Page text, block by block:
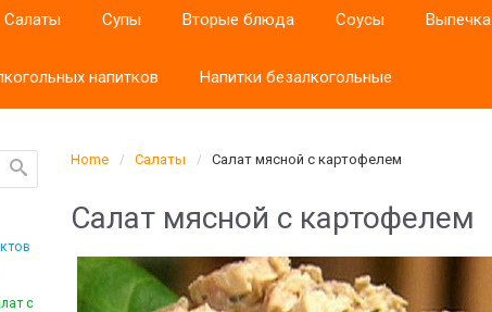
Салаты Супы Вторые блюда Соусы Выпечка
напитков Напитки безалкогольные
Home Салаты Салат мясной с картофелем
Салат мясной с картофелем
с